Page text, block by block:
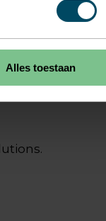
Alles toestaan
Maar elk